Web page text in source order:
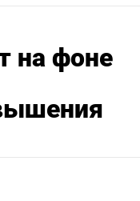
на фоне